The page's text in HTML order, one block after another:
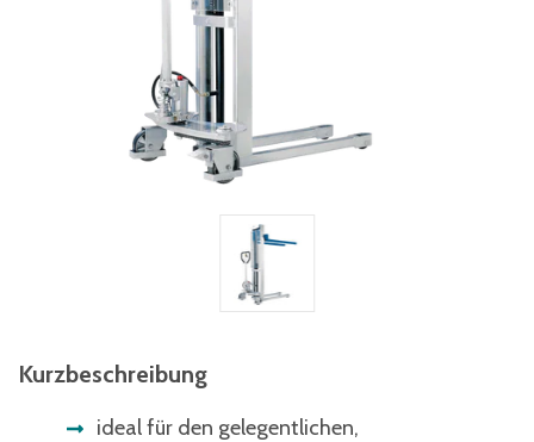
Kurzbeschreibung
ideal für den gelegentlichen,